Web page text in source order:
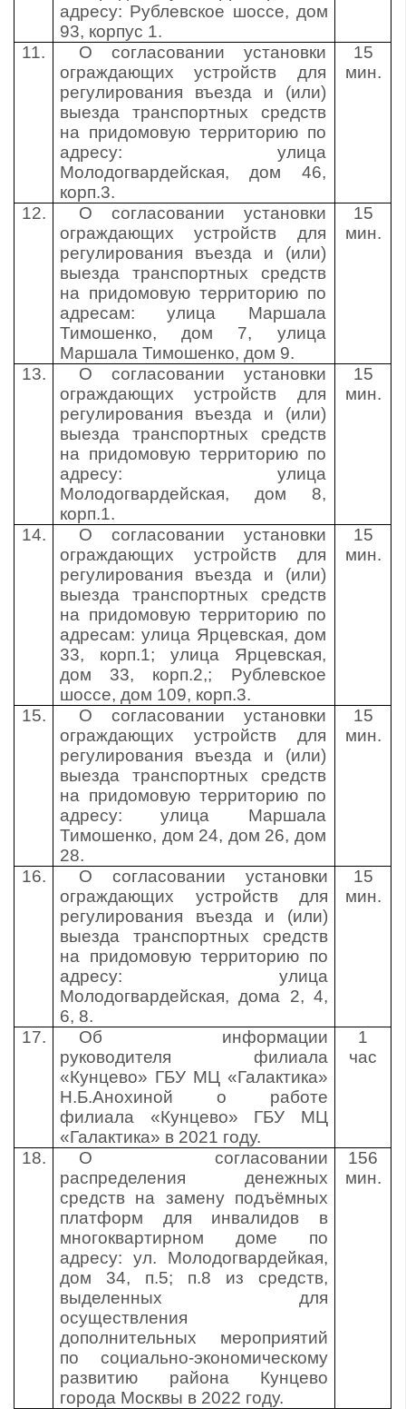
адресу: Рублевское шоссе, дом
93, корпус 1.
11.
О согласовании установки
ограждающих устройств для
регулирования въезда и (или)
выезда транспортных средств
на придомовую территорию по
адресу: улица
Молодогвардейская, дом 46,
корп.3.
15
мин.
12.
О согласовании установки
ограждающих устройств для
регулирования въезда и (или)
выезда транспортных средств
на придомовую территорию по
адресам: улица Маршала
Тимошенко, дом 7, улица
Маршала Тимошенко, дом 9.
15
мин.
13.
О согласовании установки
ограждающих устройств для
регулирования въезда и (или)
выезда транспортных средств
на придомовую территорию по
адресу: улица
Молодогвардейская, дом 8,
корп.1.
15
мин.
14.
О согласовании установки
ограждающих устройств для
регулирования въезда и (или)
выезда транспортных средств
на придомовую территорию по
адресам: улица Ярцевская, дом
33, корп.1; улица Ярцевская,
дом 33, корп.2,; Рублевское
шоссе, дом 109, корп.3.
15
мин.
15.
О согласовании установки
ограждающих устройств для
регулирования въезда и (или)
выезда транспортных средств
на придомовую территорию по
адресу: улица Маршала
Тимошенко, дом 24, дом 26, дом
28.
15
мин.
16.
О согласовании установки
ограждающих устройств для
регулирования въезда и (или)
выезда транспортных средств
на придомовую территорию по
адресу: улица
Молодогвардейская, дома 2, 4,
6, 8.
15
мин.
17.
Об информации
руководителя филиала
«Кунцево» ГБУ МЦ «Галактика»
Н.Б.Анохиной о работе
филиала «Кунцево» ГБУ МЦ
«Галактика» в 2021 году.
1
час
18.
О согласовании
распределения денежных
средств на замену подъёмных
платформ для инвалидов в
многоквартирном доме по
адресу: ул. Молодогвардейкая,
дом 34, п.5; п.8 из средств,
выделенных для
осуществления
дополнительных мероприятий
по социально-экономическому
развитию района Кунцево
города Москвы в 2022 году.
156
мин.